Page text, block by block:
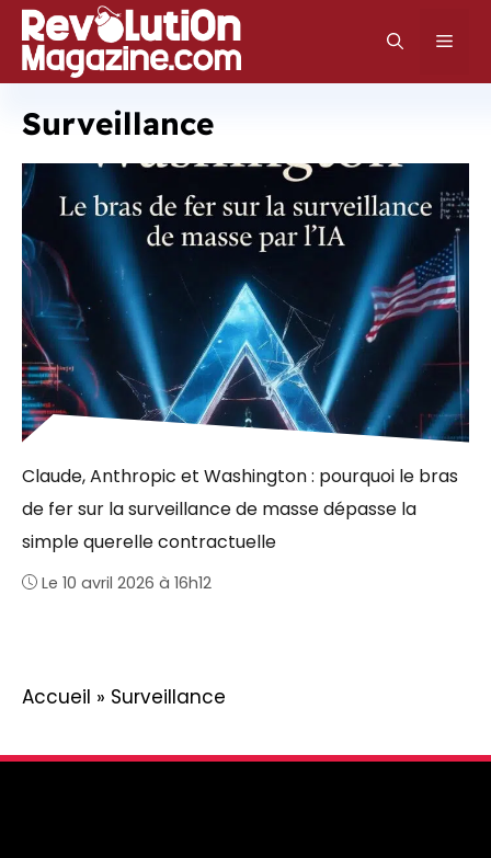
Aller
au
contenu
Surveillance
Claude, Anthropic et Washington : pourquoi le bras
de fer sur la surveillance de masse dépasse la
simple querelle contractuelle
Le 10 avril 2026 à 16h12
Accueil » Surveillance